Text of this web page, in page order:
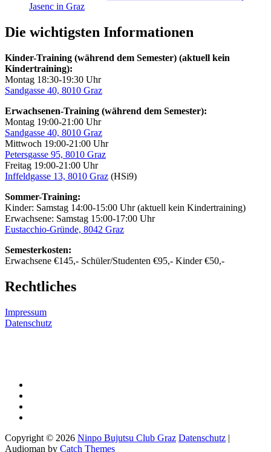
Jasenc in Graz
Die wichtigsten Informationen
Kinder-Training (während dem Semester) (aktuell kein
Kindertraining):
Montag 18:30-19:30 Uhr
Sandgasse 40, 8010 Graz
Erwachsenen-Training (während dem Semester):
Montag 19:00-21:00 Uhr
Sandgasse 40, 8010 Graz
Mittwoch 19:00-21:00 Uhr
Petersgasse 95, 8010 Graz
Freitag 19:00-21:00 Uhr
Inffeldgasse 13, 8010 Graz (HSi9)
Sommer-Training:
Kinder: Samstag 14:00-15:00 Uhr (aktuell kein Kindertraining)
Erwachsene: Samstag 15:00-17:00 Uhr
Eustacchio-Gründe, 8042 Graz
Semesterkosten:
Erwachsene €145,- Schüler/Studenten €95,- Kinder €50,-
Rechtliches
Impressum
Datenschutz
Copyright © 2026 Ninpo Bujutsu Club Graz Datenschutz |
Audioman by Catch Themes